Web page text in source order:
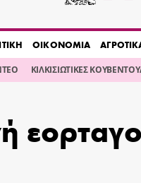
ΟΙΚΟΝΟΜΙΑ
ΚΙΛΚΙΣΙΩΤΙΚΕΣ